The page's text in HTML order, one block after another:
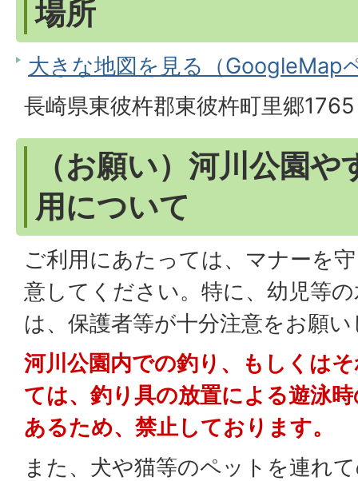
場所
大きな地図を見る（GoogleMap
長崎県東彼杵郡東彼杵町里郷1765
（お願い）河川公園
用について
ご利用にあたっては、マナーを
意してください。特に、幼児等
は、保護者等が十分注意をお願
河川公園内での釣り、もしくは
ては、釣り具の放置による遊泳
あるため、禁止しております。
また、犬や猫等のペットを連れ